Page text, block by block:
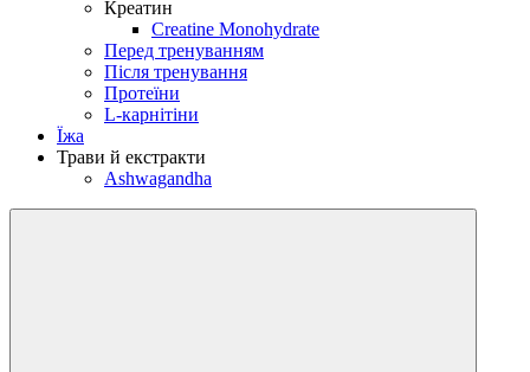
Креатин
Creatine Monohydrate
Перед тренуванням
Після тренування
Протеїни
L-карнітіни
Їжа
Трави й екстракти
Ashwagandha